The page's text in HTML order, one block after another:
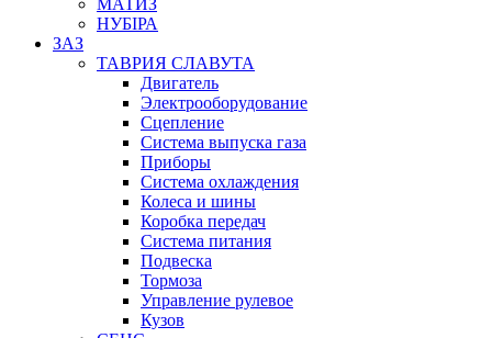
МАТИЗ
НУБІРА
ЗАЗ
ТАВРИЯ СЛАВУТА
Двигатель
Электрооборудование
Сцепление
Система выпуска газа
Приборы
Система охлаждения
Колеса и шины
Коробка передач
Система питания
Подвеска
Тормоза
Управление рулевое
Кузов